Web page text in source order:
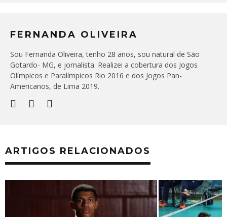
FERNANDA OLIVEIRA
Sou Fernanda Oliveira, tenho 28 anos, sou natural de São
Gotardo- MG, e jornalista. Realizei a cobertura dos Jogos
Olímpicos e Paralímpicos Rio 2016 e dos Jogos Pan-
Americanos, de Lima 2019.
ARTIGOS RELACIONADOS